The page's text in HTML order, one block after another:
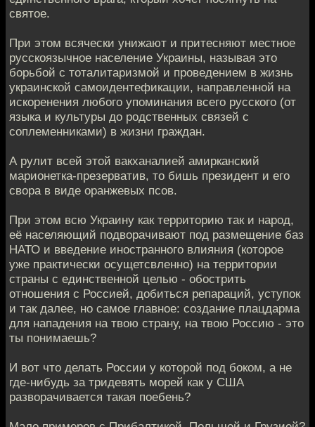
святое.
При этом всячески унижают и притесняют местное
русскоязычное население Украины, называя это
борьбой с тоталитаризмой и проведением в жизнь
украинской самоидентефикации, направленной на
искоренения любого упоминания всего русского (от
языка и культуры до родственных связей с
соплеменниками) в жизни граждан.
А рулит всей этой вакханалией амирканский
марионетка-презерватив, то бишь президент и его
свора в виде оранжевых псов.
При этом всю Украину как территорию так и народ,
её населяющий подворачивают под размещение баз
НАТО и введение иностранного влияния (которое
уже практически осущетсвленно) на территории
страны с единственной целью - обострить
отношения с Россией, добиться репараций, уступок
и так далее, но самое главное: создание плацдарма
для нападения на твою страну, на твою Россию - это
ты понимаешь?
И вот что делать России у которой под боком, а не
где-нибудь за тридевять морей как у США
разворачивается такая поебень?